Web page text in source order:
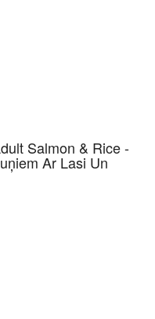
Salmon & Rice -
Ar Lasi Un